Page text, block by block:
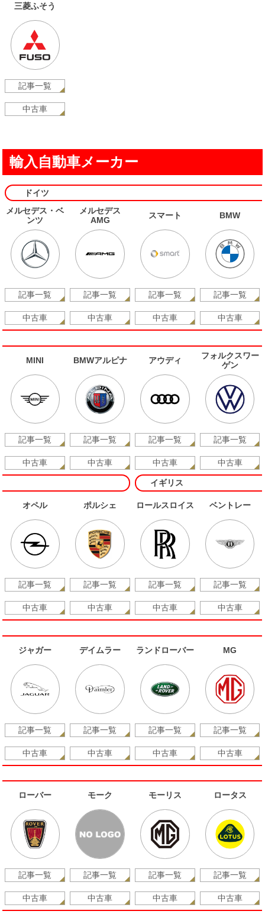
三菱ふそう
記事一覧
中古車
輸入自動車メーカー
ドイツ
メルセデス・ベ
ンツ
記事一覧
中古車
メルセデス
AMG
記事一覧
中古車
スマート
記事一覧
中古車
BMW
記事一覧
中古車
MINI
記事一覧
中古車
BMWアルピナ
記事一覧
中古車
アウディ
記事一覧
中古車
フォルクスワー
ゲン
記事一覧
中古車
オペル
記事一覧
中古車
ポルシェ
記事一覧
中古車
イギリス
ロールスロイス
記事一覧
中古車
ベントレー
記事一覧
中古車
ジャガー
記事一覧
中古車
デイムラー
記事一覧
中古車
ランドローバー
記事一覧
中古車
MG
記事一覧
中古車
ローバー
記事一覧
中古車
モーク
記事一覧
中古車
モーリス
記事一覧
中古車
ロータス
記事一覧
中古車